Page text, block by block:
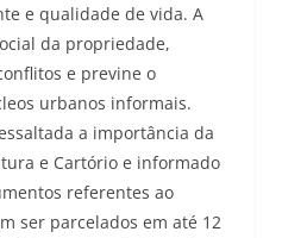
e qualidade de vida. A
da propriedade,
e previne o
urbanos informais.
a importância da
e Cartório e informado
referentes ao
ser parcelados em até 12